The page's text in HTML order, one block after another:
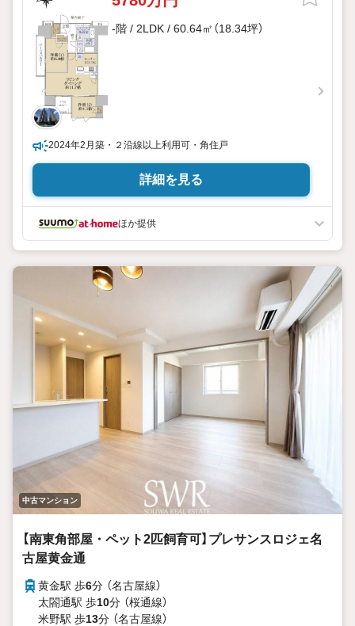
-階 / 2LDK / 60.64㎡（18.34坪）
2024年2月築・２沿線以上利用可・角住戸
詳細を見る
ほか提供
中古マンション
【南東角部屋・ペット2匹飼育可】プレサンスロジェ名
古屋黄金通
黄金駅 歩6分 （名古屋線）
太閤通駅 歩10分 （桜通線）
米野駅 歩13分 （名古屋線）